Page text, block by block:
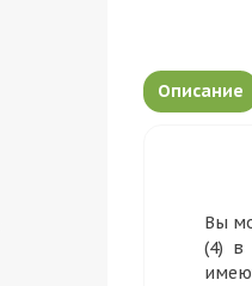
Описание
Вы
(4) в